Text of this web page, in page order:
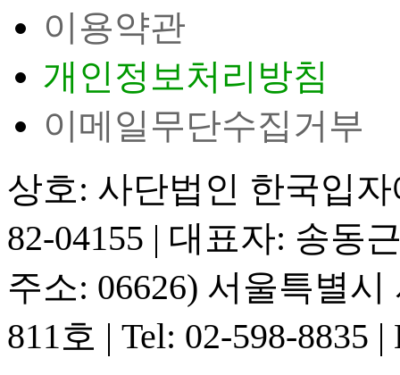
이용약관
개인정보처리방침
이메일무단수집거부
상호: 사단법인 한국입
82-04155 | 대표자: 송동
주소: 06626) 서울특별
811호 | Tel: 02-598-8835 |